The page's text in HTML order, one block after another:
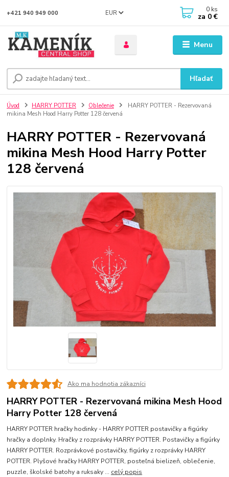
Menu
EUR
Hľadať
+421 940 949 000 0 ks
za 0 €
Úvod HARRY POTTER Oblečenie
HARRY POTTER - Rezervovaná
mikina Mesh Hood Harry Potter 128 červená
HARRY POTTER - Rezervovaná
mikina Mesh Hood Harry Potter
128 červená
Ako ma hodnotia zákazníci
HARRY POTTER - Rezervovaná mikina Mesh Hood
Harry Potter 128 červená
HARRY POTTER hračky hodinky - HARRY POTTER postavičky a figúrky
hračky a doplnky. Hračky z rozprávky HARRY POTTER. Postavičky a figúrky
HARRY POTTER. Rozprávkové postavičky, figúrky z rozprávky HARRY
POTTER. Plyšové hračky HARRY POTTER, posteľná bielizeň, oblečenie,
puzzle, školské batohy a ruksaky ... celý popis